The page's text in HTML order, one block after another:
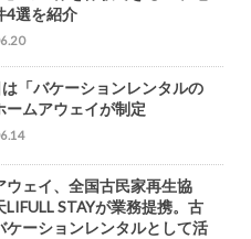
4選を紹介
「バケーションレンタルの
ームアウェイが制定
ウェイ、全国古民家再生協
LIFULL STAYが業務提携。古
ケーションレンタルとして活